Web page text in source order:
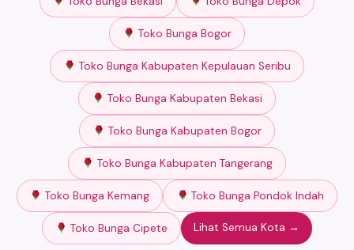
Toko Bunga Bogor
Toko Bunga Kabupaten Kepulauan Seribu
Toko Bunga Kabupaten Bekasi
Toko Bunga Kabupaten Bogor
Toko Bunga Kabupaten Tangerang
Toko Bunga Kemang Toko Bunga Pondok Indah
Toko Bunga Cipete Lihat Semua Kota →